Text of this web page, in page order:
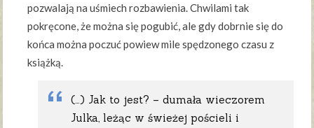
pozwalają na uśmiech rozbawienia. Chwilami tak
pokręcone, że można się pogubić, ale gdy dobrnie się do
końca można poczuć powiew mile spędzonego czasu z
książką.
(…) Jak to jest? – dumała wieczorem
Julka, leżąc w świeżej pościeli i